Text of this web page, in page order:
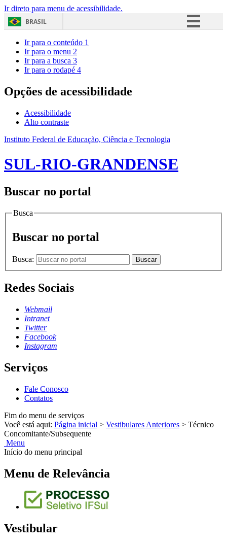
Ir direto para menu de acessibilidade.
BRASIL
Acesso à informação
Ir para o conteúdo 1
Ir para o menu 2
Ir para a busca 3
Ir para o rodapé 4
Opções de acessibilidade
Acessibilidade
Alto contraste
Instituto Federal de Educação, Ciência e Tecnologia
SUL-RIO-GRANDENSE
Buscar no portal
Busca
Buscar no portal
Busca: Buscar
Redes Sociais
Webmail
Intranet
Twitter
Facebook
Instagram
Serviços
Fale Conosco
Contatos
Fim do menu de serviços
Você está aqui: Página inicial > Vestibulares Anteriores > Técnico
Concomitante/Subsequente
Menu
Início do menu principal
Menu de Relevância
Vestibular